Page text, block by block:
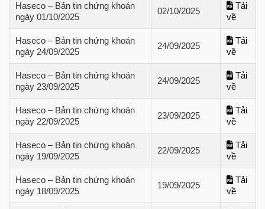
Haseco – Bản tin chứng khoán
ngày 01/10/2025
02/10/2025
Tải
về
Haseco – Bản tin chứng khoán
ngày 24/09/2025
24/09/2025
Tải
về
Haseco – Bản tin chứng khoán
ngày 23/09/2025
24/09/2025
Tải
về
Haseco – Bản tin chứng khoán
ngày 22/09/2025
23/09/2025
Tải
về
Haseco – Bản tin chứng khoán
ngày 19/09/2025
22/09/2025
Tải
về
Haseco – Bản tin chứng khoán
ngày 18/09/2025
19/09/2025
Tải
về